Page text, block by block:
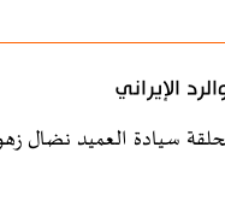
الإيراني
سيادة العميد نضال